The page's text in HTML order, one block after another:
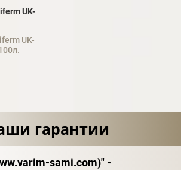
UK-
UK-
гарантии
sami.com)" -